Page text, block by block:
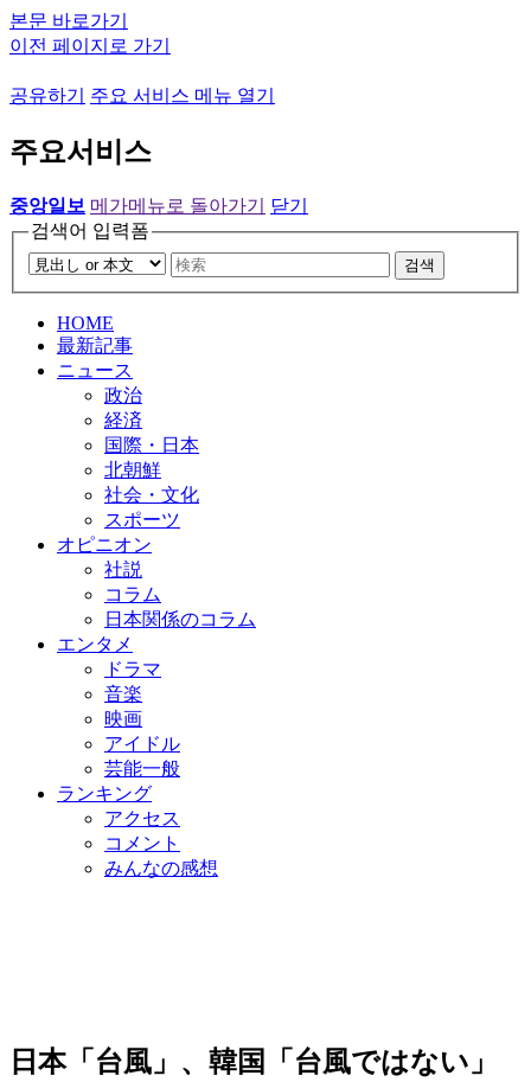
본문 바로가기
이전 페이지로 가기
공유하기 주요 서비스 메뉴 열기
주요서비스
중앙일보 메가메뉴로 돌아가기
닫기
검색어 입력폼
검색
HOME
最新記事
ニュース
政治
経済
国際・日本
北朝鮮
社会・文化
スポーツ
オピニオン
社説
コラム
日本関係のコラム
エンタメ
ドラマ
音楽
映画
アイドル
芸能一般
ランキング
アクセス
コメント
みんなの感想
日本「台風」、韓国「台風ではない」